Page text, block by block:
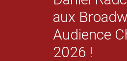
aux
Audience
2026 !